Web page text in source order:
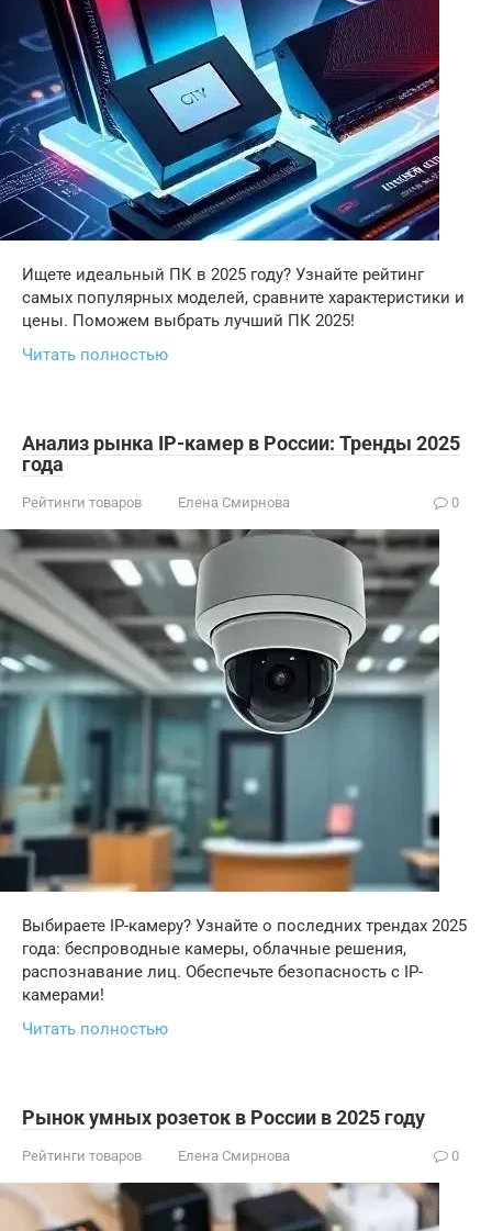
Ищете идеальный ПК в 2025 году? Узнайте рейтинг
самых популярных моделей, сравните характеристики и
цены. Поможем выбрать лучший ПК 2025!
Читать полностью
Анализ рынка IP-камер в России: Тренды 2025
года
Рейтинги товаров Елена Смирнова 0
Выбираете IP-камеру? Узнайте о последних трендах 2025
года: беспроводные камеры, облачные решения,
распознавание лиц. Обеспечьте безопасность с IP-
камерами!
Читать полностью
Рынок умных розеток в России в 2025 году
Рейтинги товаров Елена Смирнова 0